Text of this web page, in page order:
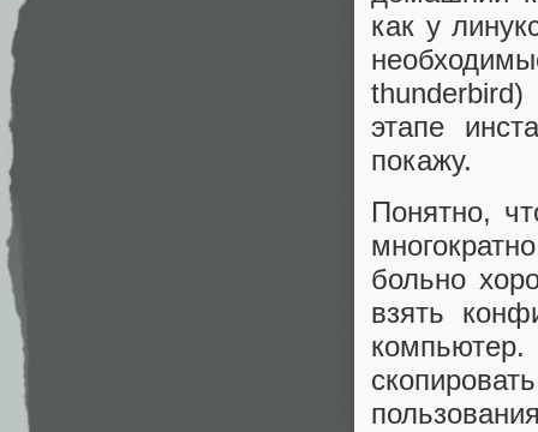
как у
этапе
покажу.
Понятно,
больно
взять